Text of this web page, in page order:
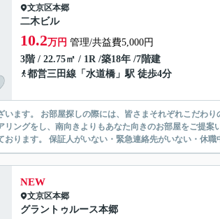
文京区本郷
二木ビル
10.2万円 管理/共益費5,000円
3階 / 22.75㎡ / 1R /築18年 /7階建
都営三田線 「 水道橋 」駅 徒歩4分
当社では【あなたに１番のお部
向きよりもあなた向きのお部屋をご提案いたします。 シングル物件からファミリー
無い賃貸物件を豊富にご紹介しております。 保証人がいない・緊急連
NEW
文京区本郷
グラントゥルース本郷